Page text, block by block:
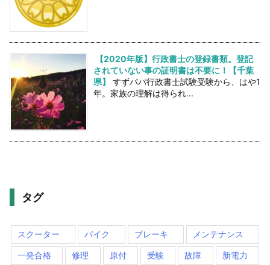
【2020年版】行政書士の登録書類。登記
されていない事の証明書は不要に！【千葉
県】
すずパパ行政書士試験受験から、はや1
年。家族の理解は得られ...
タグ
スクーター バイク ブレーキ メンテナンス
一発合格 修理 原付 受験 故障 新電力